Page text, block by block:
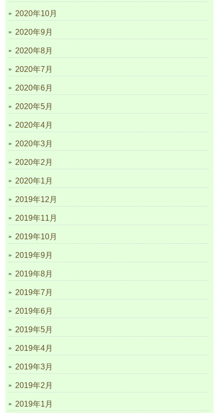
2020年10月
2020年9月
2020年8月
2020年7月
2020年6月
2020年5月
2020年4月
2020年3月
2020年2月
2020年1月
2019年12月
2019年11月
2019年10月
2019年9月
2019年8月
2019年7月
2019年6月
2019年5月
2019年4月
2019年3月
2019年2月
2019年1月